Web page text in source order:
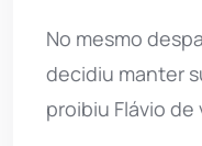
No mesmo
decidiu manter
proibiu Flávio de